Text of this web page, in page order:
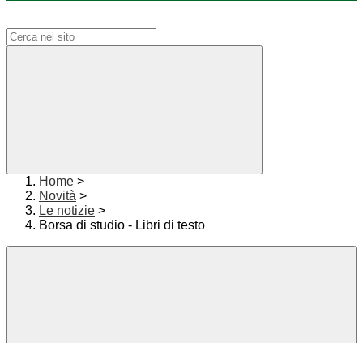
Home >
Novità >
Le notizie >
Borsa di studio - Libri di testo